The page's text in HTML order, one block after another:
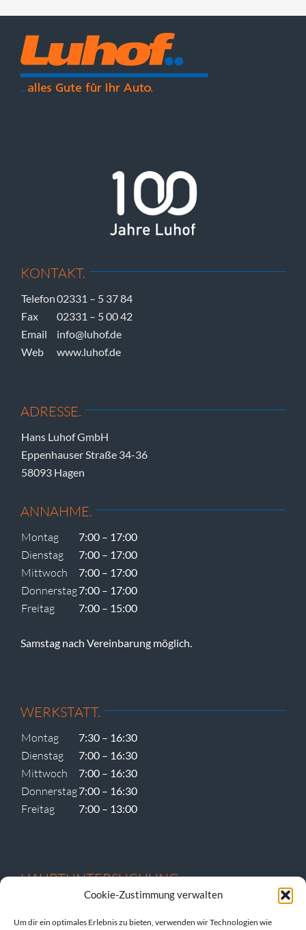
Cookie-Zustimmung verwalten
Um dir ein optimales Erlebnis zu bieten, verwenden wir Technologien wie
KONTAKT.
Telefon02331 – 5 37 84
Fax
02331 – 5 00 42
Email
info@luhof.de
Web
www.luhof.de
ADRESSE.
Hans Luhof GmbH
Eppenhauser Straße 34-36
58093 Hagen
ANNAHME.
Montag 7:00 – 17:00
Dienstag 7:00 – 17:00
Mittwoch 7:00 – 17:00
Donnerstag7:00 – 17:00
Freitag 7:00 – 15:00
Samstag nach Vereinbarung möglich.
WERKSTATT.
Montag 7:30 – 16:30
Dienstag 7:00 – 16:30
Mittwoch 7:00 – 16:30
Donnerstag7:00 – 16:30
Freitag 7:00 – 13:00
HAUPTUNTERSUCHUNG